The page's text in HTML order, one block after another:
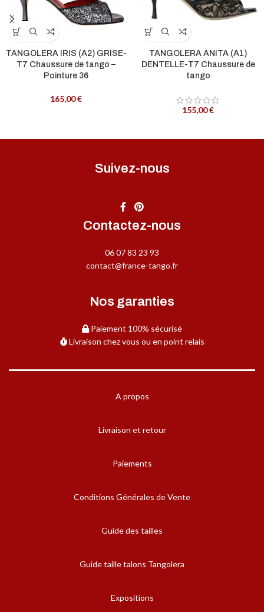
TANGOLERA IRIS (A2) GRISE-
T7 Chaussure de tango –
Pointure 36
165,00€
TANGOLERA ANITA (A1)
DENTELLE-T7 Chaussure de
tango
155,00€
Suivez-nous
Contactez-nous
06 07 83 23 93
contact@france-tango.fr
Nos garanties
Paiement 100% sécurisé
Livraison chez vous ou en point relais
A propos
Livraison et retour
Paiements
Conditions Générales de Vente
Guide des tailles
Guide taille talons Tangolera
Expositions